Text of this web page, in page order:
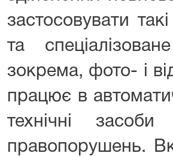
застосовувати
та
зокрема, фото- і
працює в
технічні
правопорушень.